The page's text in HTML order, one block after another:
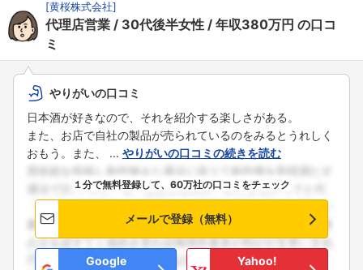
[黄桜株式会社]
代理店営業 30代後半女性 年収380万円 の口コ
ミ
やりがいの口コミ
日本酒が好きなので、それを紹介する楽しさがある。
また、お店で自社の製品が売られているのをみるとうれしく
おもう。また、 ... やりがいの口コミの続きを読む
１分で無料登録して、60万社の口コミをチェック
メールで登録（無料）
Google
Yahoo!